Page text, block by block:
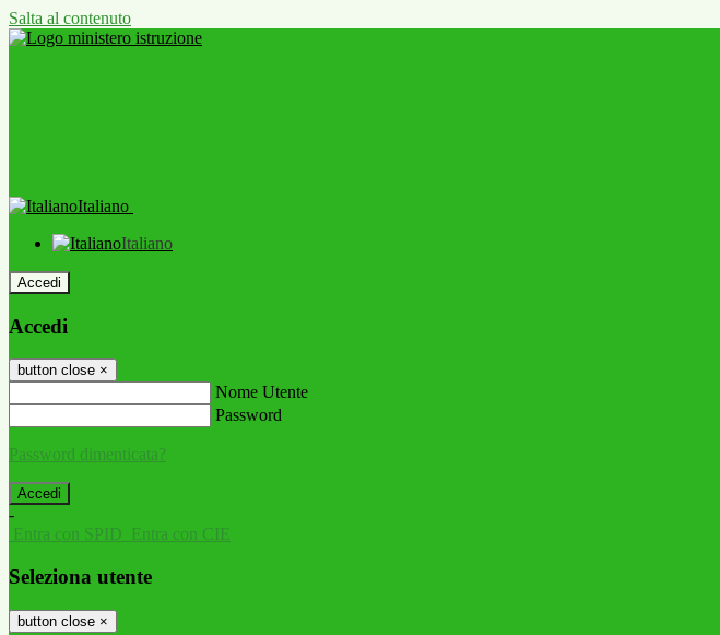
Salta al contenuto
Italiano
Italiano
Accedi
Accedi
button close ×
Nome Utente
Password
Password dimenticata?
-
Entra con SPID Entra con CIE
Seleziona utente
button close ×